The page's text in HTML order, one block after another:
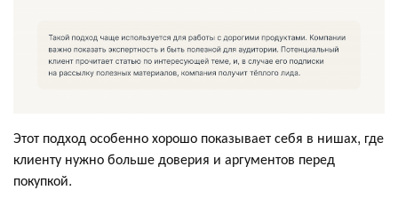
Этот подход особенно хорошо показывает себя в нишах, где
клиенту нужно больше доверия и аргументов перед
покупкой.